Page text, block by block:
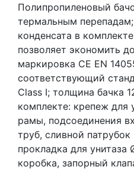
Полипропиленовый
термальным
конденсата в
позволяет экономить
маркировка CE EN
соответствующий
Class I; толщина бачка
комплекте: крепеж для
рамы, подсоединения
труб, сливной
прокладка для
коробка, запорный